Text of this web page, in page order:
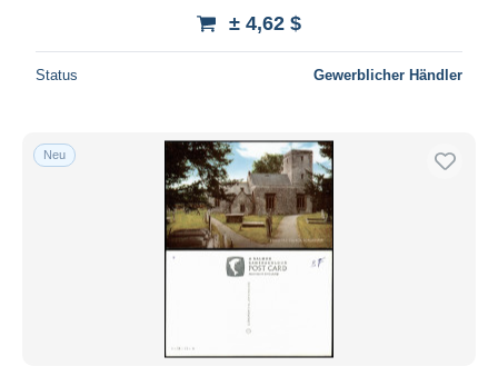
± 4,62 $
Status Gewerblicher Händler
Neu